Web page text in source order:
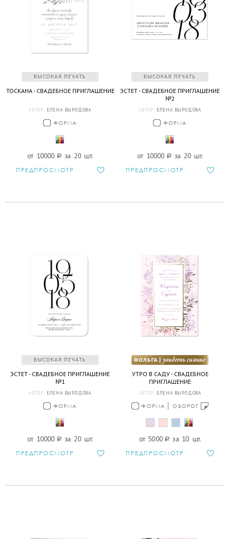
ТОСКАНА - СВАДЕБНОЕ ПРИГЛАШЕНИЕ
АВТОР: ЕЛЕНА ВЫРОДОВА
ФОРМА
от 10000 aза 20 шт.
ПРЕДПРОСМОТР
ЭСТЕТ - СВАДЕБНОЕ ПРИГЛАШЕНИЕ
№2
АВТОР: ЕЛЕНА ВЫРОДОВА
ФОРМА
от 10000 aза 20 шт.
ПРЕДПРОСМОТР
ЭСТЕТ - СВАДЕБНОЕ ПРИГЛАШЕНИЕ
№1
АВТОР: ЕЛЕНА ВЫРОДОВА
ФОРМА
от 10000 aза 20 шт.
ПРЕДПРОСМОТР
УТРО В САДУ - СВАДЕБНОЕ
ПРИГЛАШЕНИЕ
АВТОР: ЕЛЕНА ВЫРОДОВА
ФОРМА ОБОРОТ
от 5000 a за 10 шт.
ПРЕДПРОСМОТР